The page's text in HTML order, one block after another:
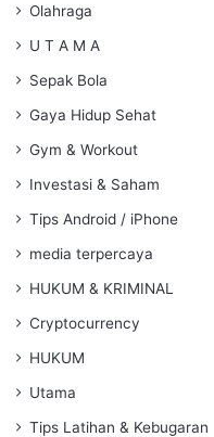
Olahraga
U T A M A
Sepak Bola
Gaya Hidup Sehat
Gym & Workout
Investasi & Saham
Tips Android / iPhone
media terpercaya
HUKUM & KRIMINAL
Cryptocurrency
HUKUM
Utama
Tips Latihan & Kebugaran